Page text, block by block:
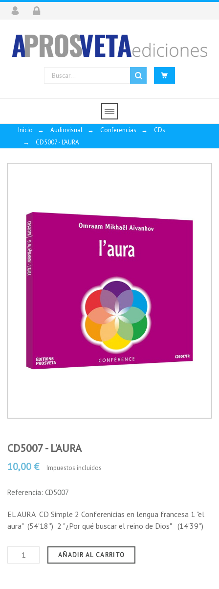
Inicio → Audiovisual → Conferencias →
CDs
→
CD5007 - L'AURA
CD5007 - L'AURA
10,00 € Impuestos incluidos
Referencia: CD5007
EL AURA CD Simple 2 Conferenicias en lengua francesa 1 "el
aura" (54'18'') 2 "¿Por qué buscar el reino de Dios" (14'39'')
AÑADIR AL CARRITO